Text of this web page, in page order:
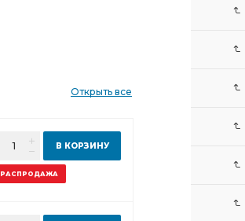
Открыть все
РАСПРОДАЖА
В КОРЗИНУ